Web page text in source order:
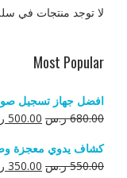
لا توجد منتجات في
Most Popular
افضل جهاز تسجيل صوت مخفي
680.00 ر.س السعر
هو:
680.00 ر.س.
500.00
كشاف يدوي معجزة
550.00 ر.س السعر
350.00